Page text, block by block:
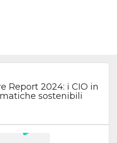
Report 2024: i CIO in
sostenibili